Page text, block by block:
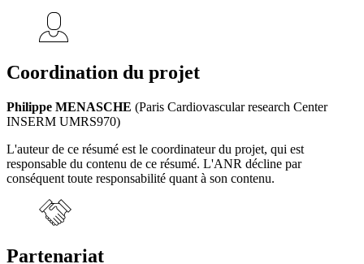
Coordination du projet
Philippe MENASCHE (Paris Cardiovascular research Center
INSERM UMRS970)
L'auteur de ce résumé est le coordinateur du projet, qui est
responsable du contenu de ce résumé. L'ANR décline par
conséquent toute responsabilité quant à son contenu.
Partenariat